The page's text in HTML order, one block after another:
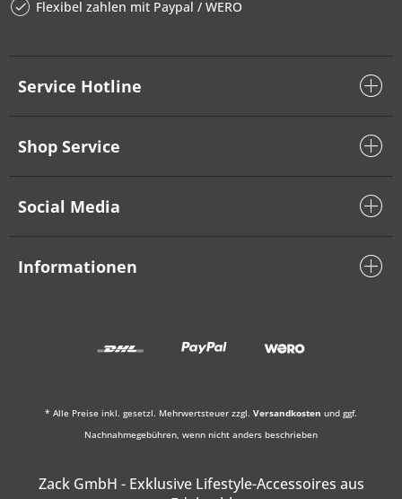
Flexibel zahlen mit Paypal / WERO
Service Hotline
Shop Service
Social Media
Informationen
* Alle Preise inkl. gesetzl. Mehrwertsteuer zzgl. Versandkosten und ggf.
Nachnahmegebühren, wenn nicht anders beschrieben
Zack GmbH - Exklusive Lifestyle-Accessoires aus